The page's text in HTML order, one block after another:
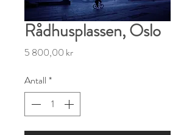
Rådhusplassen, Oslo
5 800,00 krPris
Antall *